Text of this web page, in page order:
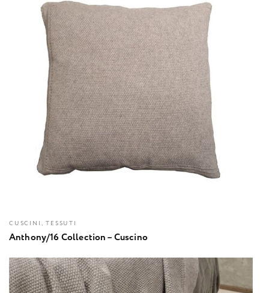
CUSCINI, TESSUTI
Anthony/16 Collection – Cuscino